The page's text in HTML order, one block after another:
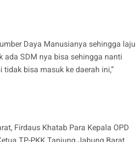
Daya Manusianya sehingga laju
SDM nya bisa sehingga nanti
bisa masuk ke daerah ini,”
Firdaus Khatab Para Kepala OPD